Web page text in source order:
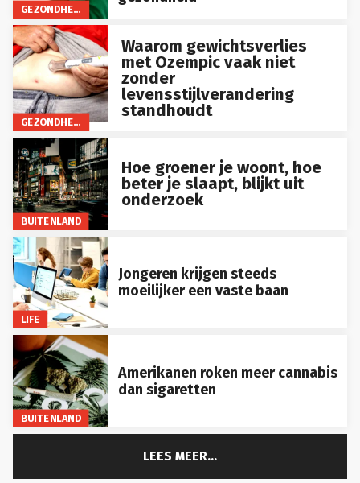
GEZONDHEID
Waarom gewichtsverlies
met Ozempic vaak niet
zonder
levensstijlverandering
standhoudt
BUITENLAND
Hoe groener je woont, hoe
beter je slaapt, blijkt uit
onderzoek
LIFE
Jongeren krijgen steeds
moeilijker een vaste baan
BUITENLAND
Amerikanen roken meer cannabis
dan sigaretten
LEES MEER...